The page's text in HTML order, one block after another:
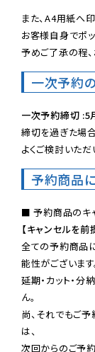
また、A4用紙へ
お客様自身でポ
予めご了承の程、
一次予約
一次予約締切 :5
締切を過ぎた場
よくご検討いただ
予約商品
【キャンセルを
全ての予約商品
能性がございます
延期・カット・
ん。
尚、それでもご
は、
次回からのご予